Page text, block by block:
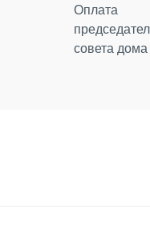
Оплата
совета дома